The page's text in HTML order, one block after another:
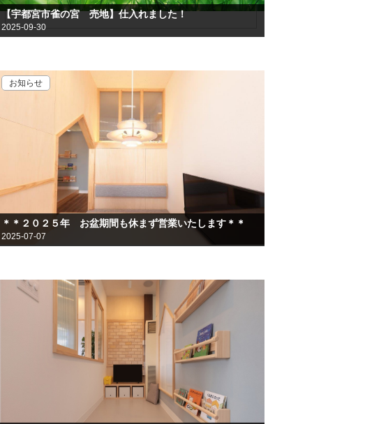
【宇都宮市雀の宮 売地】仕入れました！
2025-09-30
お知らせ
＊＊２０２５年 お盆期間も休まず営業いたします＊＊
2025-07-07